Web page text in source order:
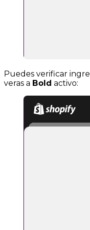
Puedes verificar
veras a Bold activo: